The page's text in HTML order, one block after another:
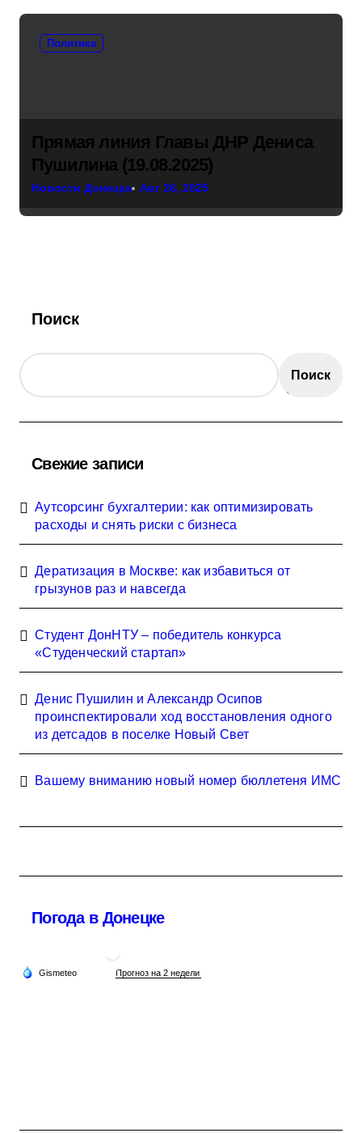
Политика
Прямая линия Главы ДНР Дениса
Пушилина (19.08.2025)
Новости Донецка Авг 26, 2025
Поиск
Поиск
Свежие записи
Аутсорсинг бухгалтерии: как оптимизировать
расходы и снять риски с бизнеса
Дератизация в Москве: как избавиться от
грызунов раз и навсегда
Студент ДонНТУ – победитель конкурса
«Студенческий стартап»
Денис Пушилин и Александр Осипов
проинспектировали ход восстановления одного
из детсадов в поселке Новый Свет
Вашему вниманию новый номер бюллетеня ИМС
Погода в Донецке